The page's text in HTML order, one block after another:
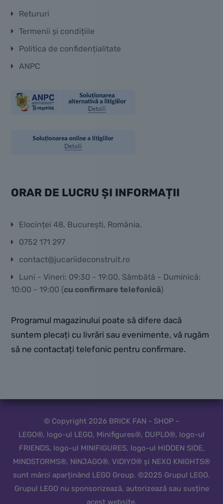
Retururi
Termenii și condițiile
Politica de confidențialitate
ANPC
ORAR DE LUCRU ȘI INFORMAȚII
Elocinței 48, București, România.
0752 171 297
contact@jucariideconstruit.ro
Luni - Vineri: 09:30 - 19:00, Sâmbătă - Duminică:
10:00 - 19:00 (cu confirmare telefonică)
Programul magazinului poate să difere dacă
suntem plecați cu livrări sau evenimente, vă rugăm
să ne contactați telefonic pentru confirmare.
© Copyright 2026 BRICK FAN - SHOP -
LEGO®, logo-ul LEGO, Minifigures®, DUPLO®, logo-ul
FRIENDS, logo-ul MINIFIGURES, logo-ul HIDDEN SIDE,
MINDSTORMS®, NINJAGO®, VIDIYO® și NEXO KNIGHTS®
sunt mărci aparținând LEGO Group. ©2025 Grupul LEGO.
Grupul LEGO nu sponsorizează, autorizează sau susține
acest website.